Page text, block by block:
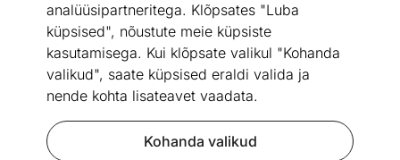
analüüsipartneritega. Klõpsates "Luba
küpsised", nõustute meie küpsiste
kasutamisega. Kui klõpsate valikul "Kohanda
valikud", saate küpsised eraldi valida ja
nende kohta lisateavet vaadata.
Kohanda valikud